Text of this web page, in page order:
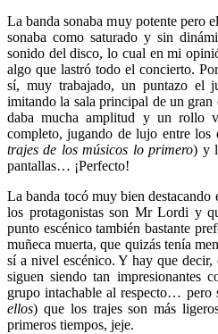
La banda sonaba muy potente pero
sonaba como saturado y sin
sonido del disco, lo cual en mi
algo que lastró todo el concierto.
sí, muy trabajado, un puntazo el
imitando la sala principal de un
daba mucha amplitud y un rollo
completo, jugando de lujo entre los
trajes de los músicos lo primero) y
pantallas… ¡Perfecto!
La banda tocó muy bien
los protagonistas son Mr Lordi y
punto escénico también bastante
muñeca muerta, que quizás tenía
sí a nivel escénico. Y hay que
siguen siendo tan impresionantes
grupo intachable al respecto… pero
ellos) que los trajes son más
primeros tiempos, jeje.